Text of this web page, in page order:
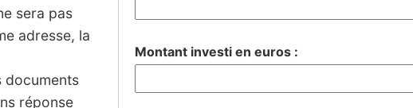
sera pas
adresse, la
documents
réponse
Montant investi en euros :